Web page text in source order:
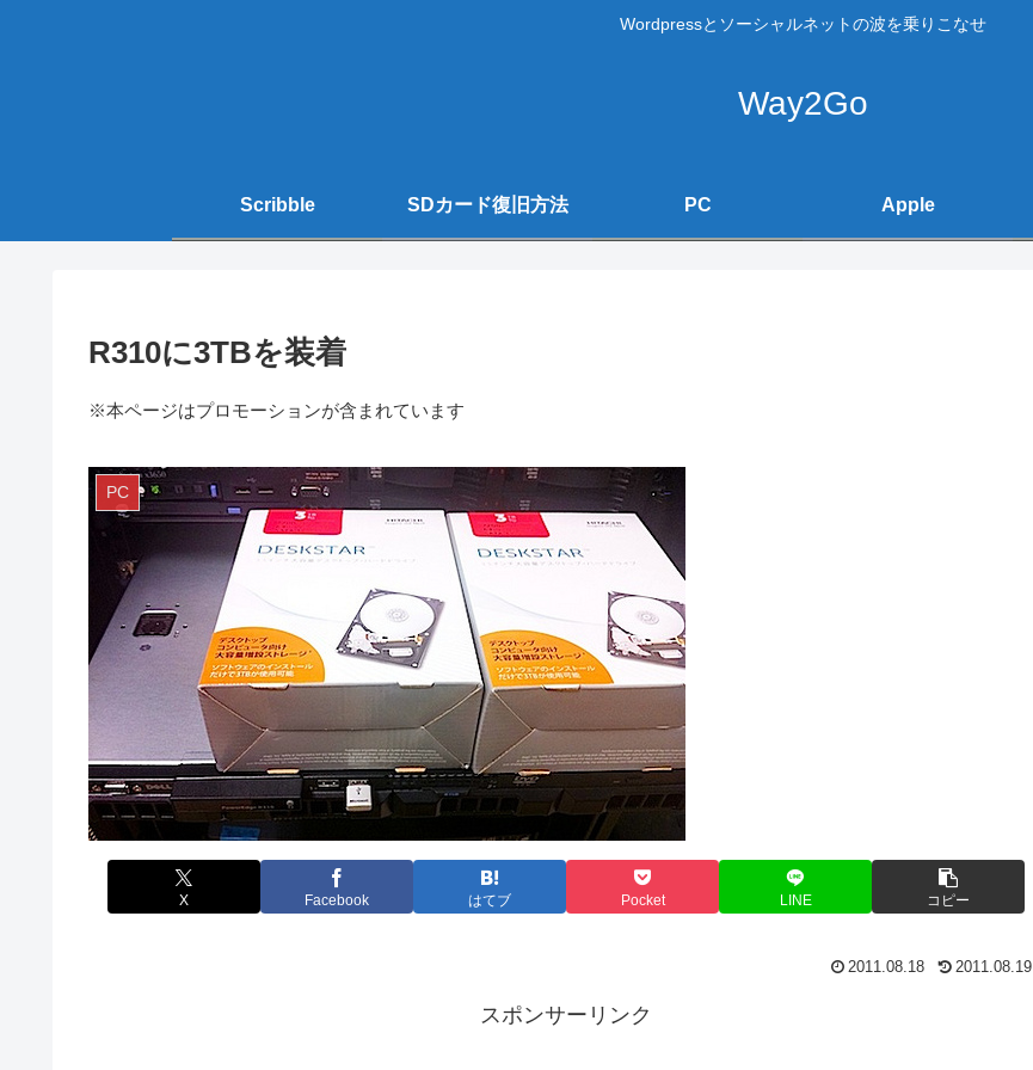
Wordpressとソーシャルネットの波を乗りこなせ
Way2Go
Scribble SDカード復旧方法 PC Apple
R310に3TBを装着
※本ページはプロモーションが含まれています
PC
X Facebook はてブ Pocket LINE コピー
2011.08.18 2011.08.19
スポンサーリンク